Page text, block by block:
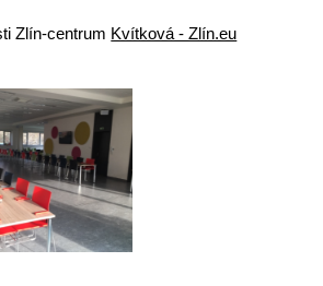
Zlín-centrum Kvítková - Zlín.eu